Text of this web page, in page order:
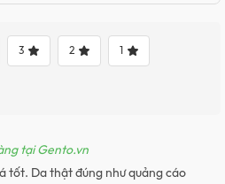
3 2 1
tại Gento.vn
tốt. Da thật đúng như quảng cáo